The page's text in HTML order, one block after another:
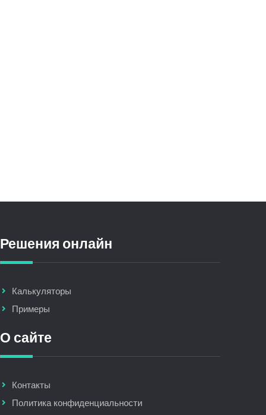
Решения онлайн
Калькуляторы
Примеры
О сайте
Контакты
Политика конфиденциальности